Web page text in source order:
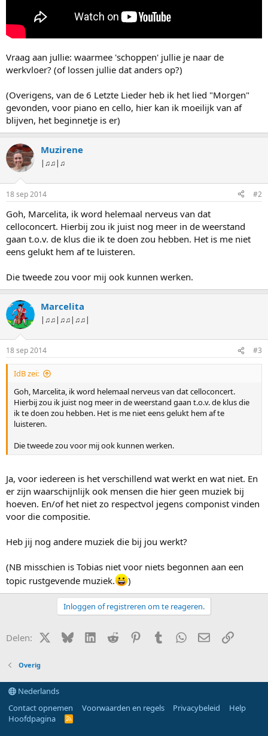
Vraag aan jullie: waarmee 'schoppen' jullie je naar de
werkvloer? (of lossen jullie dat anders op?)
(Overigens, van de 6 Letzte Lieder heb ik het lied "Morgen"
gevonden, voor piano en cello, hier kan ik moeilijk van af
blijven, het beginnetje is er)
Muzirene
|♫♫|♫
18 sep 2014 #2
Goh, Marcelita, ik word helemaal nerveus van dat
celloconcert. Hierbij zou ik juist nog meer in de weerstand
gaan t.o.v. de klus die ik te doen zou hebben. Het is me niet
eens gelukt hem af te luisteren.
Die tweede zou voor mij ook kunnen werken.
Marcelita
|♫♫|♫♫|♫♫|
18 sep 2014 #3
IdB zei:
Goh, Marcelita, ik word helemaal nerveus van dat celloconcert.
Hierbij zou ik juist nog meer in de weerstand gaan t.o.v. de klus die
ik te doen zou hebben. Het is me niet eens gelukt hem af te
luisteren.
Die tweede zou voor mij ook kunnen werken.
Ja, voor iedereen is het verschillend wat werkt en wat niet. En
er zijn waarschijnlijk ook mensen die hier geen muziek bij
hoeven. En/of het niet zo respectvol jegens componist vinden
voor die compositie.
Heb jij nog andere muziek die bij jou werkt?
(NB misschien is Tobias niet voor niets begonnen aan een
topic rustgevende muziek.
)
Inloggen of registreren om te reageren.
Delen: X (Twitter)
BlueskyLinkedIn
Reddit PinterestTumblr WhatsApp
E-mailLink
Overig
Nederlands
Contact opnemen
Voorwaarden en regels Privacybeleid
Help
Hoofdpagina
R